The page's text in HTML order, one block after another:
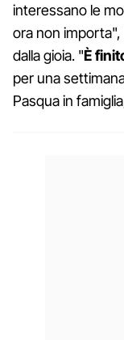
interessano le
ora non importa",
dalla gioia. "È
per una
Pasqua in